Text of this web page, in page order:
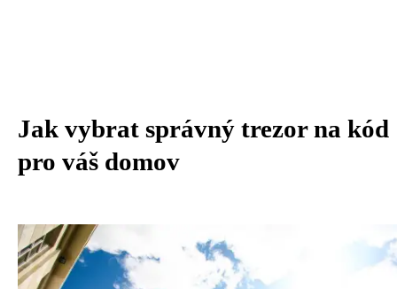
Jak vybrat správný trezor na kód
pro váš domov